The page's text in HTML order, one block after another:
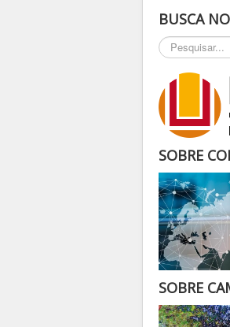
BUSCA
Pesquisar...
SOBRE
SOBRE